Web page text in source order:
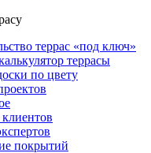
террас «под ключ»
террасы
по цвету
покрытий